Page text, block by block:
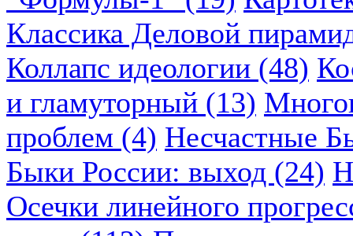
Классика Деловой
Коллапс идеологии (48)
и гламуторный (13)
проблем (4) Несчастные
Быки России: выход (24)
Осечки линейного